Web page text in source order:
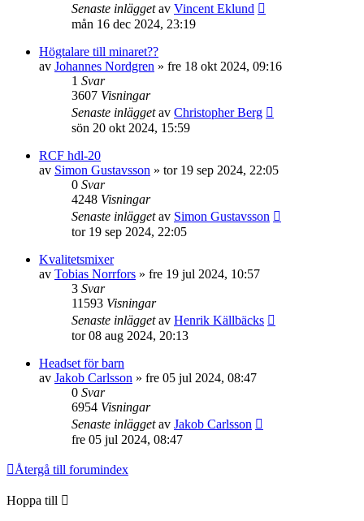
Senaste inläggetav Vincent Eklund
mån 16 dec 2024, 23:19
Högtalare till minaret??
av Johannes Nordgren » fre 18 okt 2024, 09:16
1 Svar
3607 Visningar
Senaste inläggetav Christopher Berg
sön 20 okt 2024, 15:59
RCF hdl-20
av Simon Gustavsson » tor 19 sep 2024, 22:05
0 Svar
4248 Visningar
Senaste inläggetav Simon Gustavsson
tor 19 sep 2024, 22:05
Kvalitetsmixer
av Tobias Norrfors » fre 19 jul 2024, 10:57
3 Svar
11593 Visningar
Senaste inläggetav Henrik Källbäcks
tor 08 aug 2024, 20:13
Headset för barn
av Jakob Carlsson » fre 05 jul 2024, 08:47
0 Svar
6954 Visningar
Senaste inläggetav Jakob Carlsson
fre 05 jul 2024, 08:47
Återgå till forumindex
Hoppa till